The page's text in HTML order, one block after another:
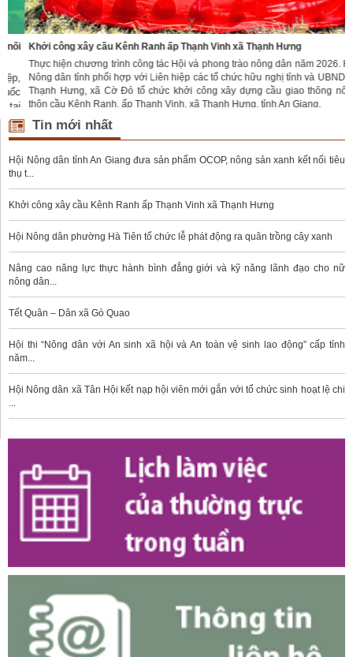
Khởi công xây cầu Kênh Ranh ấp Thạnh Vinh xã Thạnh Hưng
Thực hiện chương trình công tác Hội và phong trào nông dân năm 2026. Hội
Nông dân tỉnh phối hợp với Liên hiệp các tổ chức hữu nghị tỉnh và UBND xã
Thạnh Hưng, xã Cờ Đỏ tổ chức khởi công xây dựng cầu giao thông nông
thôn cầu Kênh Ranh, ấp Thạnh Vinh, xã Thạnh Hưng, tỉnh An Giang.
Tin mới nhất
Hội Nông dân tỉnh An Giang đưa sản phẩm OCOP, nông sản xanh kết nối tiêu
thụ t...
Khởi công xây cầu Kênh Ranh ấp Thạnh Vinh xã Thạnh Hưng
Hội Nông dân phường Hà Tiên tổ chức lễ phát động ra quân trồng cây xanh
Nâng cao năng lực thực hành bình đẳng giới và kỹ năng lãnh đạo cho nữ
nông dân...
Tết Quân – Dân xã Gò Quao
Hội thi “Nông dân với An sinh xã hội và An toàn vệ sinh lao động” cấp tỉnh
năm...
Hội Nông dân xã Tân Hội kết nạp hội viên mới gắn với tổ chức sinh hoạt lệ chi
...